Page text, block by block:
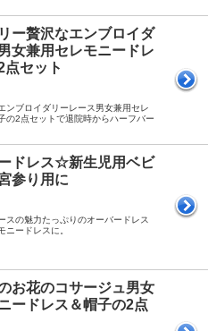
ー贅沢なエンブロイダ
女兼用セレモニードレ
点セット
ンブロイダリーレース男女兼用セレ
の2点セットで退院時からハーフバー
ドレス☆新生児用ベビ
参り用に
スの魅力たっぷりのオーバードレス
ードレスに。
お花のコサージュ男女
ードレス＆帽子の2点